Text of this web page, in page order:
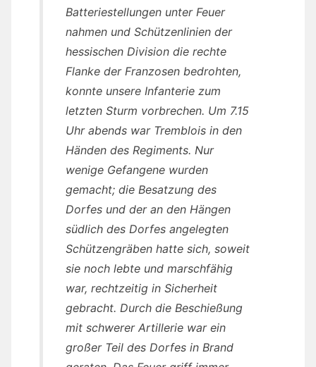
Batteriestellungen unter Feuer
nahmen und Schützenlinien der
hessischen Division die rechte
Flanke der Franzosen bedrohten,
konnte unsere Infanterie zum
letzten Sturm vorbrechen. Um 7.15
Uhr abends war Tremblois in den
Händen des Regiments. Nur
wenige Gefangene wurden
gemacht; die Besatzung des
Dorfes und der an den Hängen
südlich des Dorfes angelegten
Schützengräben hatte sich, soweit
sie noch lebte und marschfähig
war, rechtzeitig in Sicherheit
gebracht. Durch die Beschießung
mit schwerer Artillerie war ein
großer Teil des Dorfes in Brand